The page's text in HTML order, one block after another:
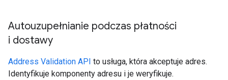
Autouzupełnianie podczas płatności
i dostawy
Address Validation API to usługa, która akceptuje adres.
Identyfikuje komponenty adresu i je weryfikuje.